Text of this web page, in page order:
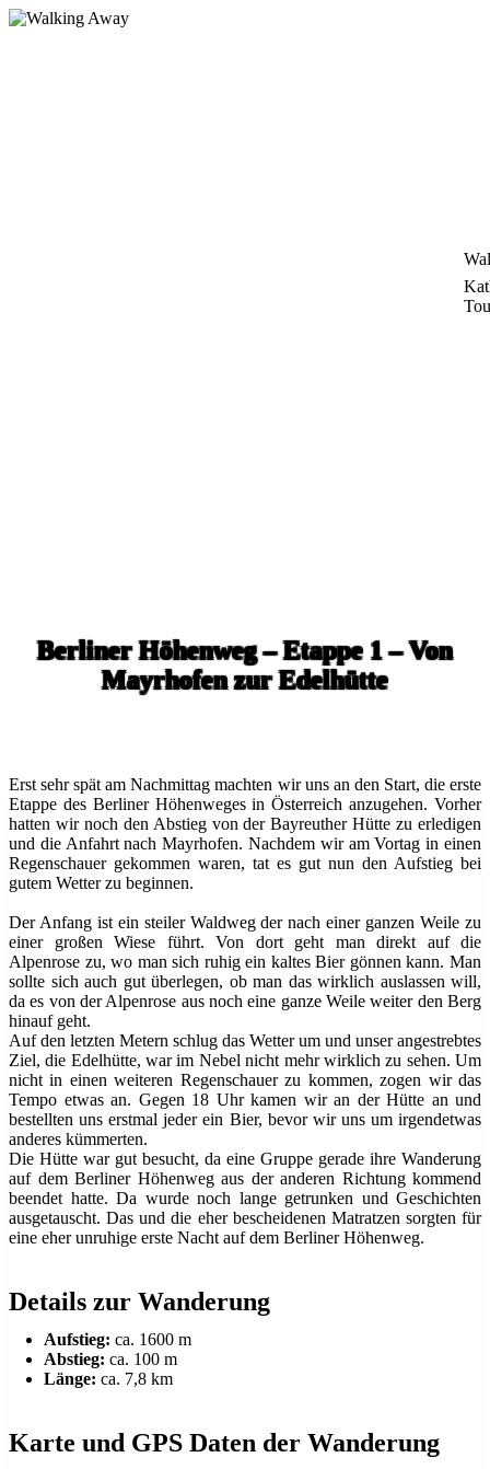
Zum
Berliner Höhenweg – Etappe 1 – Von
Mayrhofen zur Edelhütte
Erst sehr spät am Nachmittag machten wir uns an den Start, die erste
Etappe des Berliner Höhenweges in Österreich anzugehen. Vorher
hatten wir noch den Abstieg von der Bayreuther Hütte zu erledigen
und die Anfahrt nach Mayrhofen. Nachdem wir am Vortag in einen
Regenschauer gekommen waren, tat es gut nun den Aufstieg bei
gutem Wetter zu beginnen.
Der Anfang ist ein steiler Waldweg der nach einer ganzen Weile zu
einer großen Wiese führt. Von dort geht man direkt auf die
Alpenrose zu, wo man sich ruhig ein kaltes Bier gönnen kann. Man
sollte sich auch gut überlegen, ob man das wirklich auslassen will,
da es von der Alpenrose aus noch eine ganze Weile weiter den Berg
hinauf geht.
Auf den letzten Metern schlug das Wetter um und unser angestrebtes
Ziel, die Edelhütte, war im Nebel nicht mehr wirklich zu sehen. Um
nicht in einen weiteren Regenschauer zu kommen, zogen wir das
Tempo etwas an. Gegen 18 Uhr kamen wir an der Hütte an und
bestellten uns erstmal jeder ein Bier, bevor wir uns um irgendetwas
anderes kümmerten.
Die Hütte war gut besucht, da eine Gruppe gerade ihre Wanderung
auf dem Berliner Höhenweg aus der anderen Richtung kommend
beendet hatte. Da wurde noch lange getrunken und Geschichten
ausgetauscht. Das und die eher bescheidenen Matratzen sorgten für
eine eher unruhige erste Nacht auf dem Berliner Höhenweg.
Details zur Wanderung
Aufstieg: ca. 1600 m
Abstieg: ca. 100 m
Länge: ca. 7,8 km
Karte und GPS Daten der Wanderung